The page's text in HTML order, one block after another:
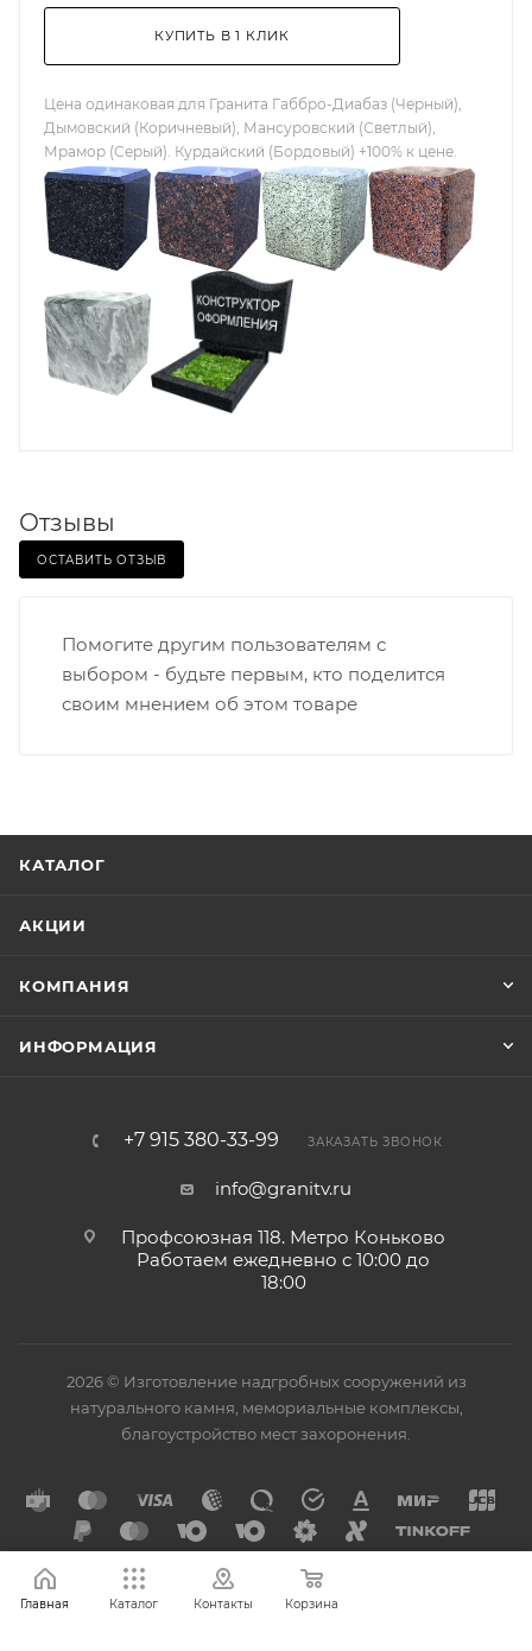
КУПИТЬ В 1 КЛИК
Цена одинаковая для Гранита Габбро-Диабаз (Черный),
Дымовский (Коричневый), Мансуровский (Светлый),
Мрамор (Серый). Курдайский (Бордовый) +100% к цене.
Отзывы
ОСТАВИТЬ ОТЗЫВ
Помогите другим пользователям с
выбором - будьте первым, кто поделится
своим мнением об этом товаре
КАТАЛОГ
АКЦИИ
КОМПАНИЯ
ИНФОРМАЦИЯ
+7 915 380-33-99 ЗАКАЗАТЬ ЗВОНОК
info@granitv.ru
Профсоюзная 118. Метро Коньково
Работаем ежедневно с 10:00 до
18:00
2026 © Изготовление надгробных сооружений из
натурального камня, мемориальные комплексы,
благоустройство мест захоронения.
Главная Каталог Контакты Корзина